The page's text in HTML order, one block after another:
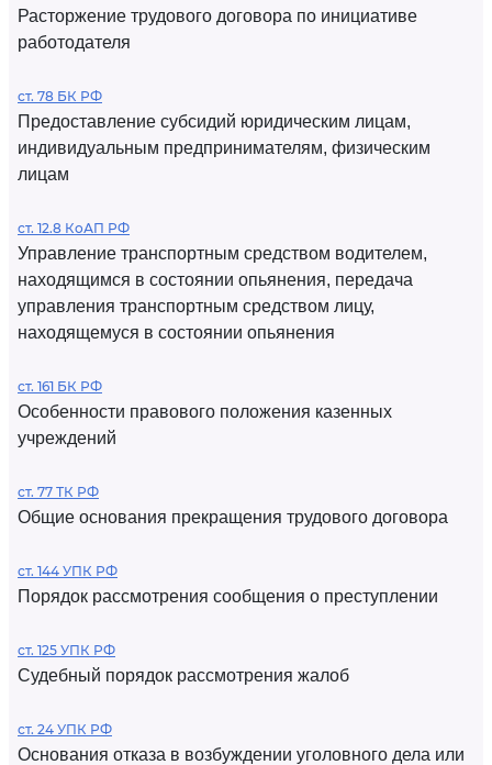
Расторжение трудового договора по инициативе
работодателя
ст. 78 БК РФ
Предоставление субсидий юридическим лицам,
индивидуальным предпринимателям, физическим
лицам
ст. 12.8 КоАП РФ
Управление транспортным средством водителем,
находящимся в состоянии опьянения, передача
управления транспортным средством лицу,
находящемуся в состоянии опьянения
ст. 161 БК РФ
Особенности правового положения казенных
учреждений
ст. 77 ТК РФ
Общие основания прекращения трудового договора
ст. 144 УПК РФ
Порядок рассмотрения сообщения о преступлении
ст. 125 УПК РФ
Судебный порядок рассмотрения жалоб
ст. 24 УПК РФ
Основания отказа в возбуждении уголовного дела или